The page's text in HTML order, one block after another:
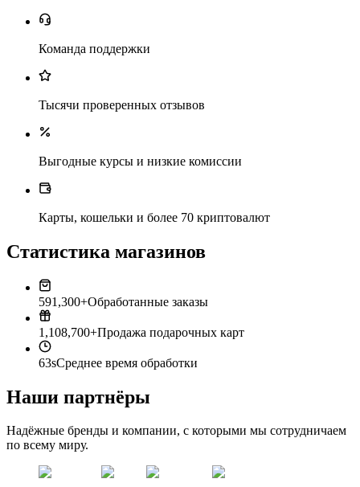
Команда поддержки
Тысячи проверенных отзывов
Выгодные курсы и низкие комиссии
Карты, кошельки и более 70 криптовалют
Статистика магазинов
591,300+Обработанные заказы
1,108,700+Продажа подарочных карт
63sСреднее время обработки
Наши партнёры
Надёжные бренды и компании, с которыми мы сотрудничаем
по всему миру.